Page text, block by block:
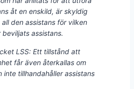
åt en enskild, är skyldig
den assistans för vilken
assistans.
LSS: Ett tillstånd att
får även återkallas om
inte tillhandahåller assistans